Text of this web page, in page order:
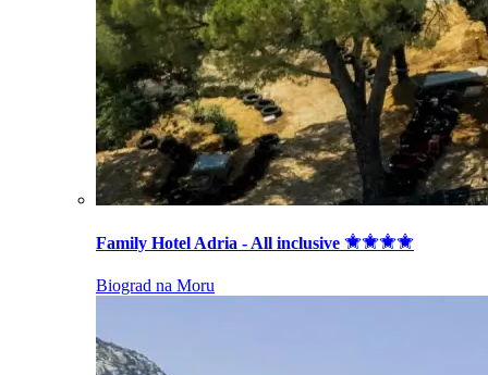
Family Hotel Adria - All inclusive
Biograd na Moru